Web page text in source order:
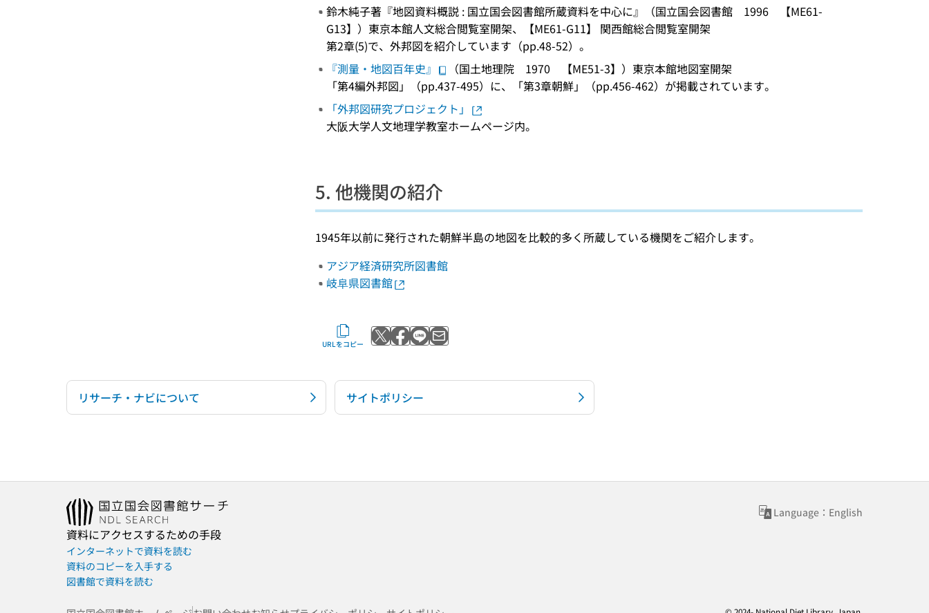
鈴木純子著『地図資料概説 : 国立国会図書館所蔵資料を中心に』（国立国会図書館 1996 【ME61-
G13】）東京本館人文総合閲覧室開架、【ME61-G11】 関西館総合閲覧室開架
第2章(5)で、外邦図を紹介しています（pp.48-52）。
『測量・地図百年史』
（国土地理院 1970 【ME51-3】）東京本館地図室開架
「第4編外邦図」（pp.437-495）に、「第3章朝鮮」（pp.456-462）が掲載されています。
「外邦図研究プロジェクト」
大阪大学人文地理学教室ホームページ内。
5. 他機関の紹介
1945年以前に発行された朝鮮半島の地図を比較的多く所蔵している機関をご紹介します。
アジア経済研究所図書館
岐阜県図書館
URLをコピー Xでポストする
Facebookでシェアする
LINEで送る
メールで送る
リサーチ・ナビについて サイトポリシー
Language：English
資料にアクセスするための手段
インターネットで資料を読む
資料のコピーを入手する
図書館で資料を読む